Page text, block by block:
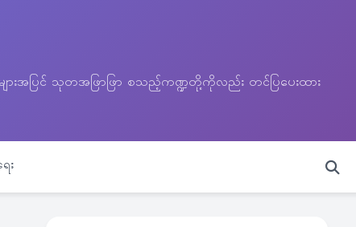
းများအပြင် သုတအဖြာဖြာ စသည့်ကဏ္ဍတို့ကိုလည်း တင်ပြပေးထား
း